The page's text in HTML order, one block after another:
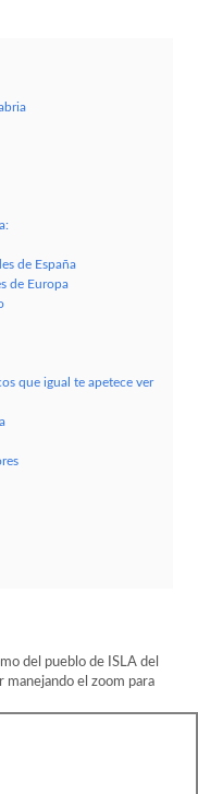
de España
de Europa
que igual te apetece ver
del pueblo de ISLA del
el zoom para